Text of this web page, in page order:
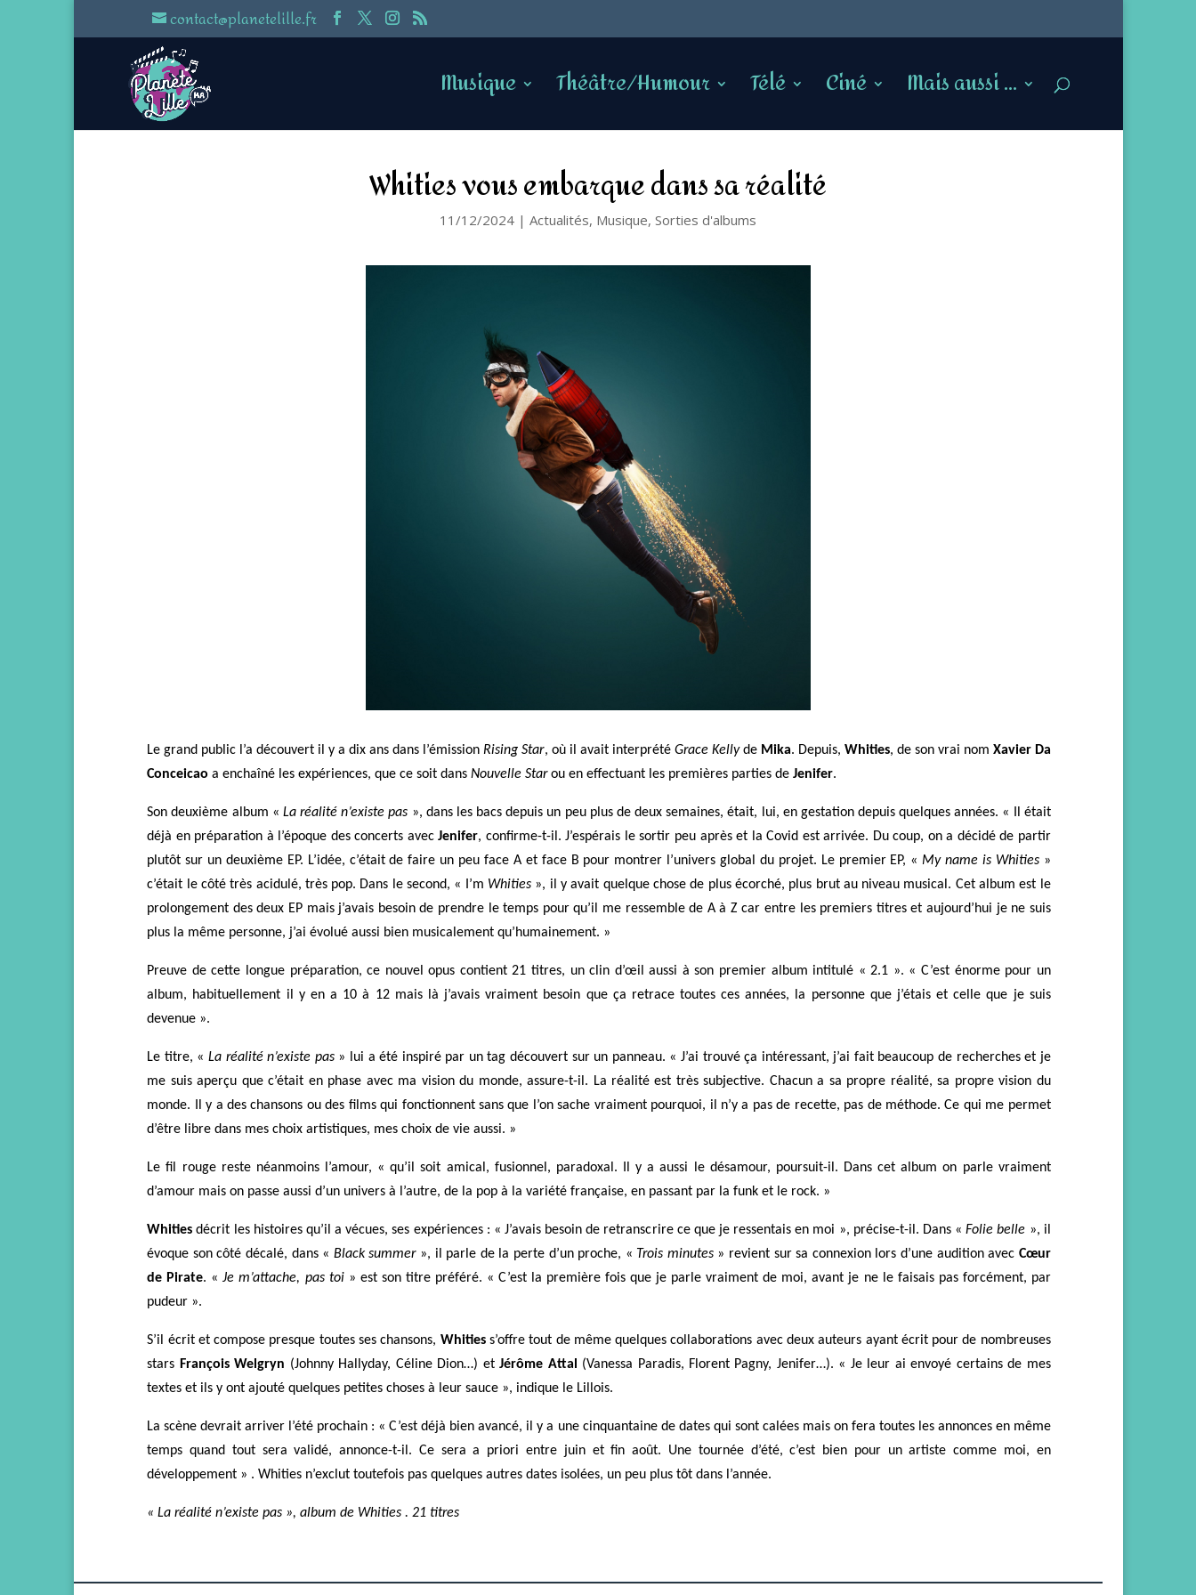
contact@planetelille.fr
Musique Théâtre/Humour Télé Ciné Mais aussi …
Whities vous embarque dans sa réalité
11/12/2024 | Actualités, Musique, Sorties d'albums
Le grand public l’a découvert il y a dix ans dans l’émissionRising Star, où il avait interprété Grace Kellyde Mika. Depuis, Whities, de son vrai nom Xavier Da
Conceicao a enchaîné les expériences,que ce soit dansNouvelle Starou en effectuant les premières parties de Jenifer.
Sondeuxième album « La réalité n’existe pas », dans les bacs depuis un peu plus de deux semaines, était, lui, en gestation depuis quelques années. « Il était
déjà en préparation à l’époque des concerts avecJenifer, confirme-t-il. J’espérais le sortir peu après et la Covid est arrivée. Du coup, on a décidé de partir
plutôt sur un deuxième EP. L’idée, c’était de faire un peu face A et face B pour montrer l’univers global du projet. Le premier EP, « My name is Whities »
c’était le côté très acidulé, très pop. Dans le second, « I’m Whities », il y avait quelque chose de plus écorché, plus brut au niveau musical. Cetalbum est le
prolongement des deux EP mais j’avais besoin de prendre le temps pour qu’il me ressemble de A à Z car entre les premiers titres et aujourd’hui je ne suis
plus la même personne, j’ai évolué aussi bien musicalement qu’humainement. »
Preuve de cette longue préparation,ce nouvel opus contient 21 titres, un clin d’œil aussi à son premier album intitulé « 2.1 ». « C’est énorme pour un
album, habituellement il y ena 10 à 12 mais là j’avais vraiment besoin que ça retrace toutes ces années, la personne que j’étais et celle que je suis
devenue ».
Le titre, « La réalité n’existe pas» lui a été inspiré par un tagdécouvert sur un panneau. « J’ai trouvé ça intéressant, j’ai faitbeaucoup de recherches et je
me suis aperçu que c’était en phase avec ma vision du monde, assure-t-il. La réalité est très subjective. Chacun a sa propre réalité, sa propre vision du
monde.
Il y a des chansons ou des films qui fonctionnent sans que l ’on sache vraiment pourquoi, il n’y a pas de recette, pas de méthode.Ce qui me permet
d’être libre dans mes choix artistiques, mes choix de vie aussi. »
Le fil rouge reste néanmoins l’amour, « qu’il soit amical, fusionnel, paradoxal. Il y a aussi le désamour, poursuit-il. Dans cet album on parle vraiment
d’amour mais on passe aussi d’un univers à l’autre, de la pop à la variété française, en passant par la funk et le rock. »
Whities décrit les histoires qu’il a vécues, ses expériences : « J’avais besoin de retranscrire ce que je ressentais en moi », précise-t-il. Dans «Folie belle », il
évoque son côté décalé, dans « Black summer», il parle de la perte d’un proche, « Trois minutes» revient sur sa connexion lors d’une auditionavec Cœur
de Pirate. «Je m’attache, pas toi » est son titre préféré. « C’est la première fois que je parle vraiment de moi, avant je ne le faisais pas forcément, par
pudeur ».
S’il écrit et compose presque toutes ses chansons, Whitiess’offre tout de même quelques collaborations avec deux auteurs ayant écrit pour de nombreuses
stars François Welgryn (Johnny Hallyday, Céline Dion…) etJérôme Attal
(Vanessa Paradis, Florent Pagny, Jenifer…). « Je leur ai envoyé certains de mes
textes et ils y ont ajouté quelques petites choses à leur sauce », indique le Lillois.
La scène devrait arriver l’été prochain : « C’est déjà bien avancé, il y a une cinquantaine de dates qui sont calées mais on fera toutes les annonces en même
temps quand tout sera validé, annonce-t-il. Ce sera a priori entre juin et fin août. Une tournée d’été, c’est bien pour un artiste comme moi, en
développement » . Whities n’exclut toutefois pas quelques autres dates isolées, un peu plus tôt dans l’année.
«La réalité n’existe pas », album de Whities . 21 titres